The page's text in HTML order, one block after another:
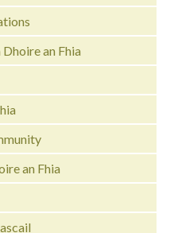
an Fhia
an Fhia